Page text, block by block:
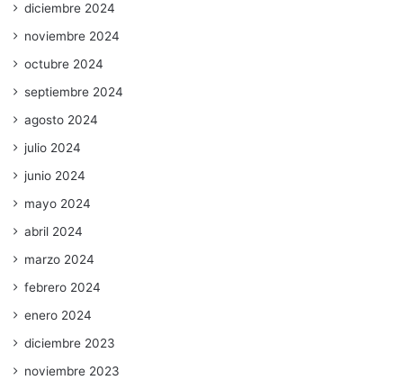
diciembre 2024
noviembre 2024
octubre 2024
septiembre 2024
agosto 2024
julio 2024
junio 2024
mayo 2024
abril 2024
marzo 2024
febrero 2024
enero 2024
diciembre 2023
noviembre 2023